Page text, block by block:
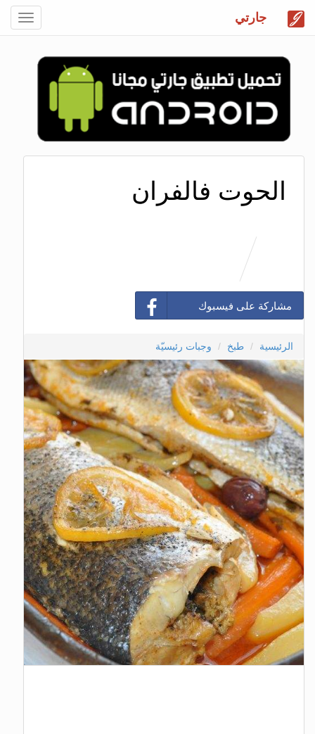
جارتي
الحوت فالفران
مشاركة على فيسبوك
الرئيسية طبخ وجبات رئيسيّة